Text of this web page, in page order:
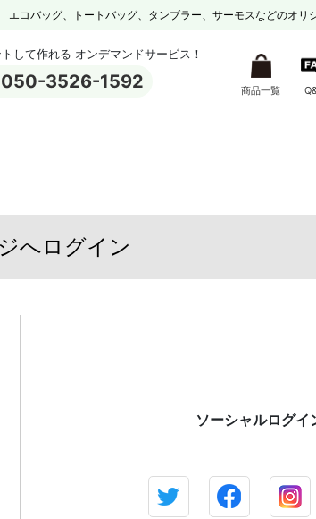
エコバッグ、トートバッグ、タンブラー、サーモスなどのオリ
して作れる オンデマンドサービス！
050-3526-1592 商品一覧
へログイン
ソーシャルログイ